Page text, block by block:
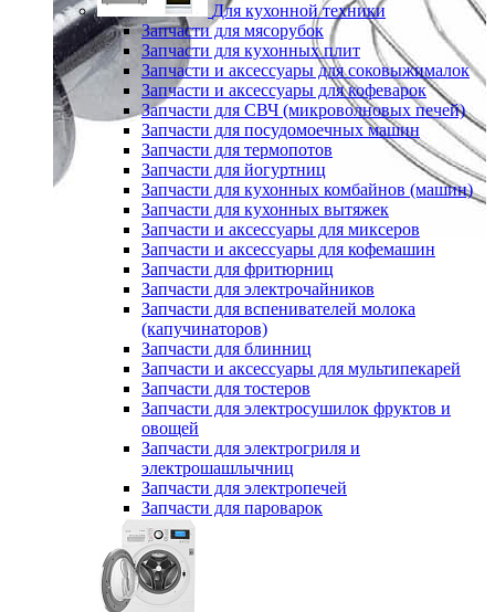
Для кухонной техники
Запчасти для мясорубок
Запчасти для кухонных плит
Запчасти и аксессуары для соковыжималок
Запчасти и аксессуары для кофеварок
Запчасти для СВЧ (микроволновых печей)
Запчасти для посудомоечных машин
Запчасти для термопотов
Запчасти для йогуртниц
Запчасти для кухонных комбайнов (машин)
Запчасти для кухонных вытяжек
Запчасти и аксессуары для миксеров
Запчасти и аксессуары для кофемашин
Запчасти для фритюрниц
Запчасти для электрочайников
Запчасти для вспенивателей молока
(капучинаторов)
Запчасти для блинниц
Запчасти и аксессуары для мультипекарей
Запчасти для тостеров
Запчасти для электросушилок фруктов и
овощей
Запчасти для электрогриля и
электрошашлычниц
Запчасти для электропечей
Запчасти для пароварок